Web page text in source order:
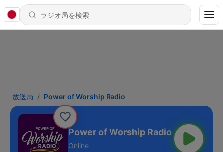
放送局 Power of Worship Radio
Power of Worship Radio
Online